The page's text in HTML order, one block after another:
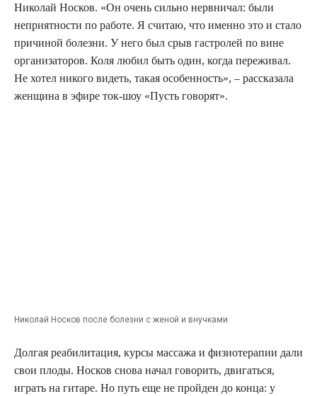
Нико­лай Нос­ков. «Он очень силь­но нерв­ни­чал: были
непри­ят­но­сти по рабо­те. Я счи­таю, что имен­но это и ста­ло
при­чи­ной болез­ни. У него был срыв гастро­лей по вине
орга­ни­за­то­ров. Коля любил быть один, когда пере­жи­вал.
Не хотел нико­го видеть, такая осо­бен­ность», – рас­ска­за­ла
жен­щи­на в эфи­ре ток-шоу «Пусть говорят».
Нико­лай Нос­ков после болез­ни с женой и внучками
Дол­гая реа­би­ли­та­ция, кур­сы мас­са­жа и физио­те­ра­пии дали
свои пло­ды. Нос­ков сно­ва начал гово­рить, дви­гать­ся,
играть на гита­ре. Но путь еще не прой­ден до кон­ца: у